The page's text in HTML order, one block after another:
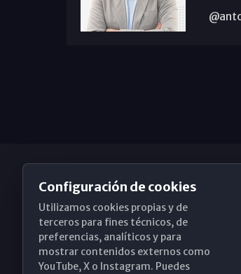
Obispado de Málaga
Santa María, 18-20. 29015
Configuración de cookies
Utilizamos cookies propias y de
terceros para fines técnicos, de
preferencias, analíticos y para
mostrar contenidos externos como
YouTube, X o Instagram. Puedes